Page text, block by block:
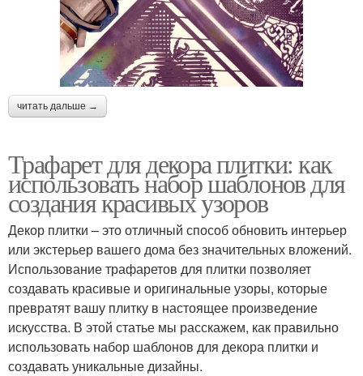
читать дальше →
Трафарет для декора плитки: как
использовать набор шаблонов для
создания красивых узоров
Декор плитки – это отличный способ обновить интерьер
или экстерьер вашего дома без значительных вложений.
Использование трафаретов для плитки позволяет
создавать красивые и оригинальные узоры, которые
превратят вашу плитку в настоящее произведение
искусства. В этой статье мы расскажем, как правильно
использовать набор шаблонов для декора плитки и
создавать уникальные дизайны.